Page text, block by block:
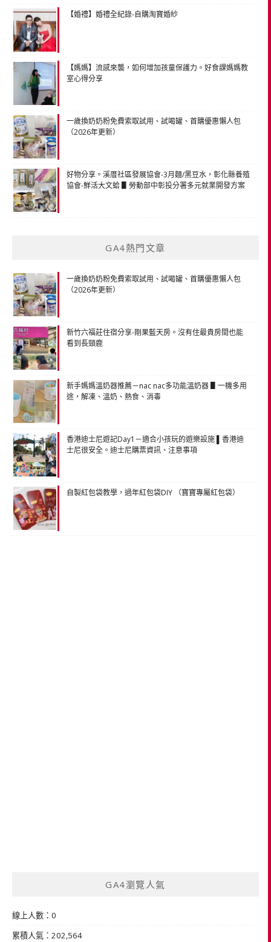
【婚禮】婚禮全紀錄-自購淘寶婚紗
【媽媽】流感來襲，如何增加孩童保護力。好食課媽媽教
室心得分享
一歲換奶奶粉免費索取試用、試喝罐、首購優惠懶人包
（2026年更新）
好物分享。溪厝社區發展協會-3月麵/黑豆水，彰化縣養殖
協會-鮮活大文蛤 ▋勞動部中彰投分署多元就業開發方案
GA4熱門文章
一歲換奶奶粉免費索取試用、試喝罐、首購優惠懶人包
（2026年更新）
新竹六福莊住宿分享-剛果藍天房。沒有住最貴房間也能
看到長頸鹿
新手媽媽溫奶器推薦－nac nac多功能溫奶器 ▋一機多用
途，解凍、溫奶、熱食、消毒
香港迪士尼遊記Day1－適合小孩玩的遊樂設施 ▌香港迪
士尼很安全。迪士尼購票資訊、注意事項
自製紅包袋教學，過年紅包袋DIY （寶寶專屬紅包袋）
GA4瀏覽人氣
線上人數：0
累積人氣：202,564